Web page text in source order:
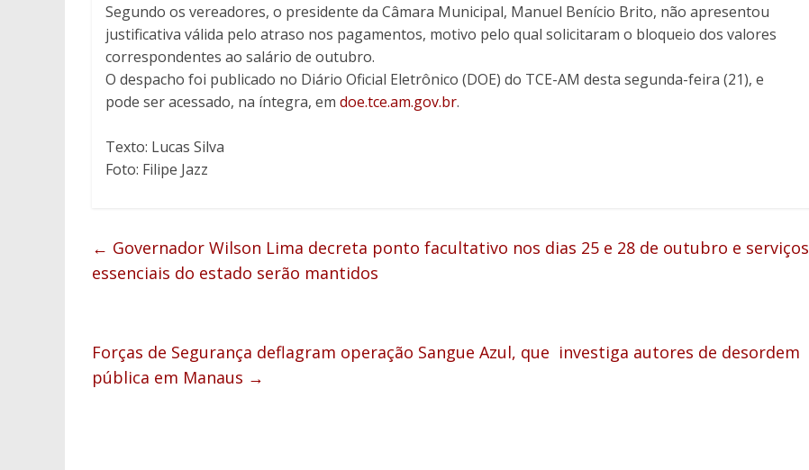
Segundo os vereadores, o presidente da Câmara Municipal, Manuel Benício Brito, não apresentou
justificativa válida pelo atraso nos pagamentos, motivo pelo qual solicitaram o bloqueio dos valores
correspondentes ao salário de outubro.
O despacho foi publicado no Diário Oficial Eletrônico (DOE) do TCE-AM desta segunda-feira (21), e
pode ser acessado, na íntegra, em doe.tce.am.gov.br.
Texto: Lucas Silva
Foto: Filipe Jazz
← Governador Wilson Lima decreta ponto facultativo nos dias 25 e 28 de outubro e serviços
essenciais do estado serão mantidos
Forças de Segurança deflagram operação Sangue Azul, que investiga autores de desordem
pública em Manaus →